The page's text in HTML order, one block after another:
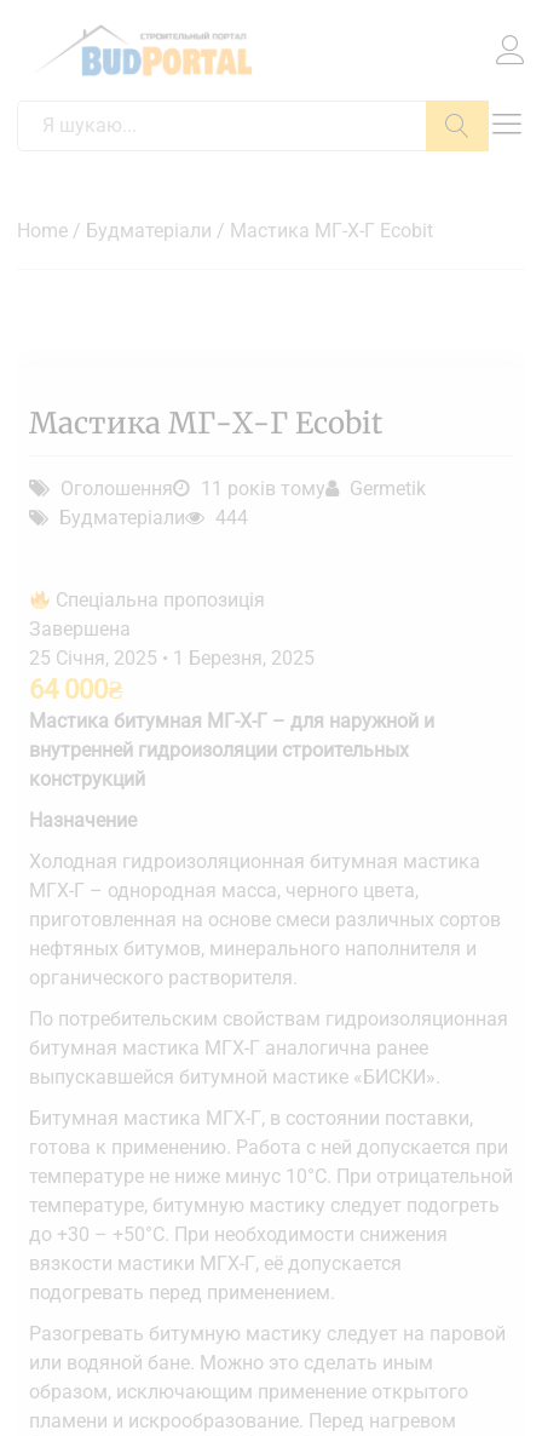
Home / Будматеріали / Мастика МГ-Х-Г Ecobit
Мастика МГ-Х-Г Ecobit
Оголошення 11 років тому
Germetik
Будматеріали
444
Спеціальна пропозиція
Завершена
25 Січня, 2025 • 1 Березня, 2025
64 000₴
Мастика битумная МГ-Х-Г – для наружной и
внутренней гидроизоляции строительных
конструкций
Назначение
Холодная гидроизоляционная битумная мастика
МГХ-Г – однородная масса, черного цвета,
приготовленная на основе смеси различных сортов
нефтяных битумов, минерального наполнителя и
органического растворителя.
По потребительским свойствам гидроизоляционная
битумная мастика МГХ-Г аналогична ранее
выпускавшейся битумной мастике «БИСКИ».
Битумная мастика МГХ-Г, в состоянии поставки,
готова к применению. Работа с ней допускается при
температуре не ниже минус 10°С. При отрицательной
температуре, битумную мастику следует подогреть
до +30 – +50°С. При необходимости снижения
вязкости мастики МГХ-Г, её допускается
подогревать перед применением.
Разогревать битумную мастику следует на паровой
или водяной бане. Можно это сделать иным
образом, исключающим применение открытого
пламени и искрообразование. Перед нагревом